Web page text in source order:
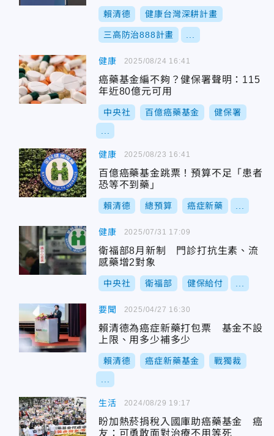
賴清德 健康台灣深耕計畫
三高防治888計畫
健康
癌藥基金編不夠？健保署聲明：115
年近80億元可用
中央社 百億癌藥基金 健保署
2025/08/24 16:41
健康
百億癌藥基金跳票！預算不足「患者
恐等不到藥」
賴清德 總預算 癌症新藥
2025/08/23 16:41
健康
衛福部8月新制 門診打抗生素、流
感藥增2對象
中央社 衛福部 健保給付
2025/07/31 17:09
要聞
賴清德為癌症新藥打包票 基金不設
上限、用多少補多少
賴清德 癌症新藥基金 戰獨裁
2025/04/27 16:30
生活
盼加熱菸捐稅入國庫助癌藥基金 癌
友：可勇敢面對治療不用等死
2024/08/29 19:17